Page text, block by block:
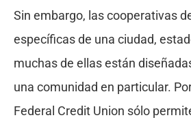
Sin embargo, las cooperativas
específicas de una ciudad,
muchas de ellas están
una comunidad en particular.
Federal Credit Union sólo